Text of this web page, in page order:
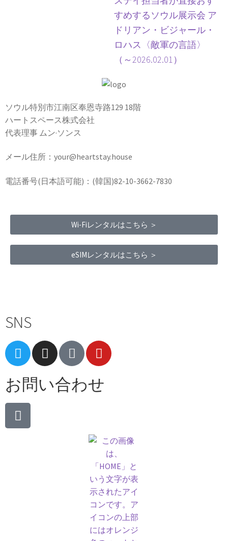
すめするソウル展示会 ア
ドリアン・ビジャール・
ロハス〈敵軍の言語〉
（～2026.02.01）
ソウル特別市江南区奉恩寺路129 18階
ハートスペース株式会社
代表理事 ムン·ソンス
メール住所：your@heartstay.house
電話番号(日本語可能)：(韓国)82-10-3662-7830
Wi-Fiレンタルはこちら ＞
eSIMレンタルはこちら ＞
SNS
お問い合わせ